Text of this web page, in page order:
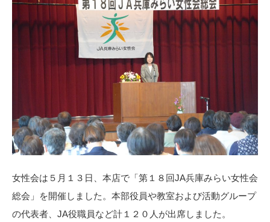
女性会は５月１３日、本店で「第１８回JA兵庫みらい女性会
総会」を開催しました。本部役員や教室および活動グループ
の代表者、JA役職員など計１２０人が出席しました。